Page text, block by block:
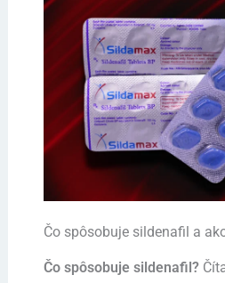
Čo spôsobuje sildenafil a
Čo spôsobuje sildenafil?